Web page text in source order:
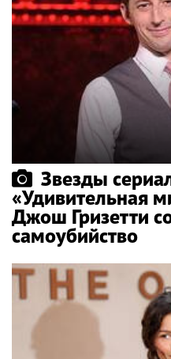
Звезды
«Удивительная
Джош Гризетти
самоубийство